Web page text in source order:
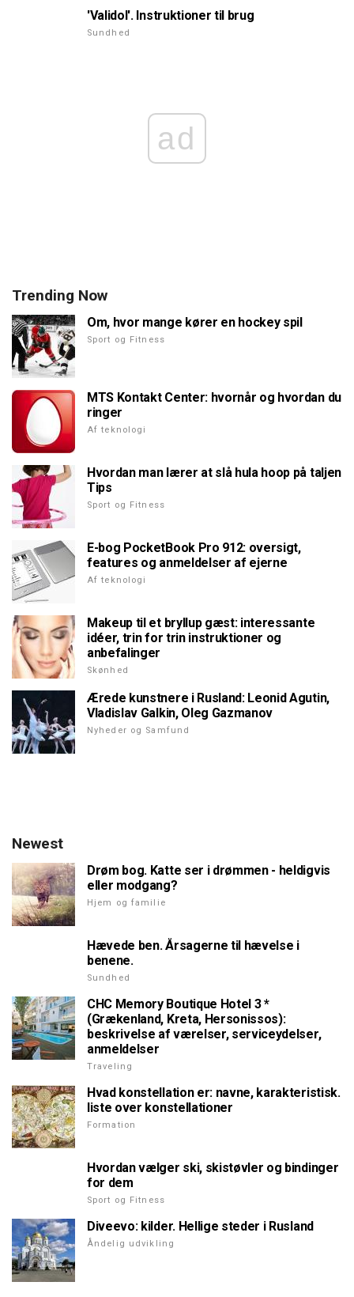
'Validol'. Instruktioner til brug
Sundhed
ad
Trending Now
Om, hvor mange kører en hockey spil
Sport og Fitness
MTS Kontakt Center: hvornår og hvordan du
ringer
Af teknologi
Hvordan man lærer at slå hula hoop på taljen
Tips
Sport og Fitness
E-bog PocketBook Pro 912: oversigt,
features og anmeldelser af ejerne
Af teknologi
Makeup til et bryllup gæst: interessante
idéer, trin for trin instruktioner og
anbefalinger
Skønhed
Ærede kunstnere i Rusland: Leonid Agutin,
Vladislav Galkin, Oleg Gazmanov
Nyheder og Samfund
Newest
Drøm bog. Katte ser i drømmen - heldigvis
eller modgang?
Hjem og familie
Hævede ben. Årsagerne til hævelse i
benene.
Sundhed
CHC Memory Boutique Hotel 3 *
(Grækenland, Kreta, Hersonissos):
beskrivelse af værelser, serviceydelser,
anmeldelser
Traveling
Hvad konstellation er: navne, karakteristisk.
liste over konstellationer
Formation
Hvordan vælger ski, skistøvler og bindinger
for dem
Sport og Fitness
Diveevo: kilder. Hellige steder i Rusland
Åndelig udvikling